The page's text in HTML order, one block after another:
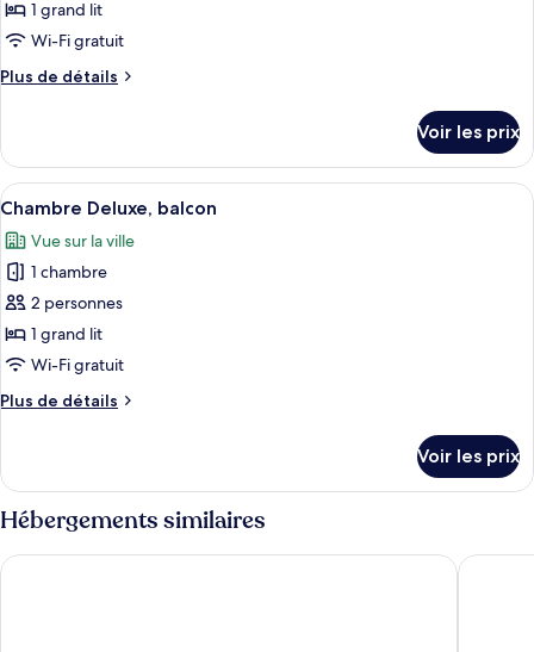
ce
type
chambre :
terrasse
1 grand lit
Wi-Fi gratuit
Plus de détails
Plus
le
type
de
Chambre
Deluxe,
terrasse
Voir les prix
Afficher
toutes
les
photos
pour
ce
type
chambre :
balcon
Une chambre à coucher
8
Chambre Deluxe, balcon
Vue sur la ville
1 chambre
2 personnes
1 grand lit
Wi-Fi gratuit
Plus de détails
Plus
le
type
de
chambre
Chambre
Voir les prix
Hébergements similaires
Cunda Piano Otel Cunda